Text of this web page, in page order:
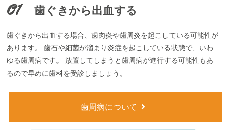
ブログ ニュース
虫歯治療 歯周病治療
虫歯・歯周病予防 美しい口元へ
口腔外科
01 歯ぐきから出血する
歯ぐきから出血する場合、歯肉炎や歯周炎を起こしている可能性が
あります。 歯石や細菌が溜まり炎症を起こしている状態で、いわ
ゆる歯周病です。 放置してしまうと歯周病が進行する可能性もあ
るので早めに歯科を受診しましょう。
歯周病について